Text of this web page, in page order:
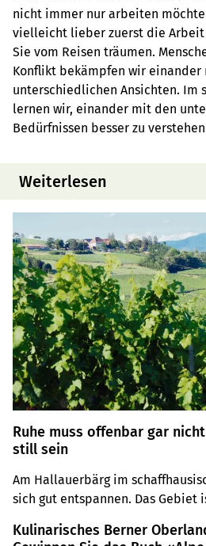
nicht immer nur arbeiten
vielleicht lieber zuerst die
Sie vom Reisen träumen.
Konflikt bekämpfen wir einander
unterschiedlichen Ansichten. Im
lernen wir, einander mit den
Bedürfnissen besser zu
Weiterlesen
Ruhe muss offenbar gar
still sein
Am Hallauerbärg im
sich gut entspannen. Das
Kulinarisches Berner